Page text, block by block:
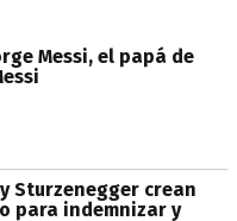
Messi, el papá de
Sturzenegger crean
para indemnizar y